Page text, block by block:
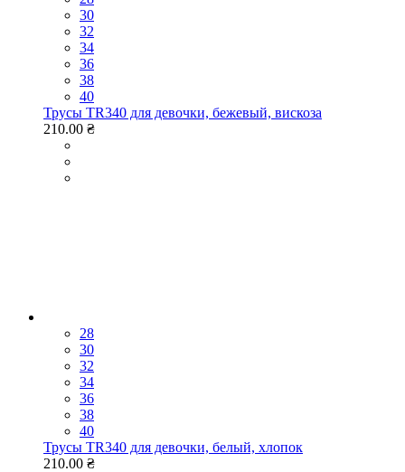
30
32
34
36
38
40
Трусы TR340 для девочки, бежевый, вискоза
210.00 ₴
28
30
32
34
36
38
40
Трусы TR340 для девочки, белый, хлопок
210.00 ₴